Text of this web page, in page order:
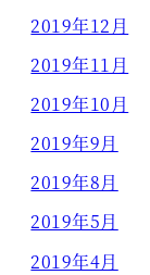
2019年12月
2019年11月
2019年10月
2019年9月
2019年8月
2019年5月
2019年4月